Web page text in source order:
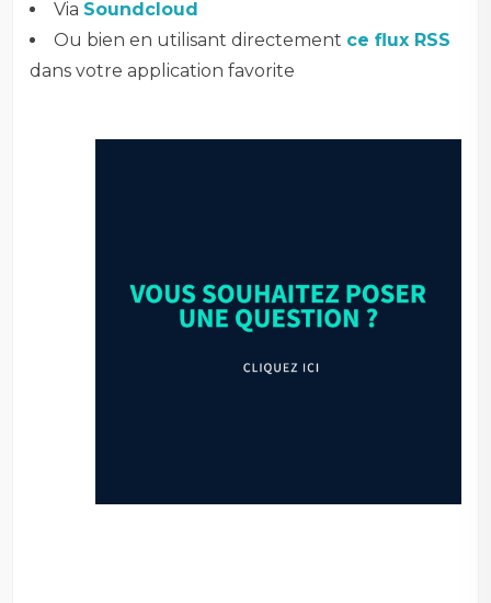
Via Soundcloud
Ou bien en utilisant directement ce flux RSS
dans votre application favorite